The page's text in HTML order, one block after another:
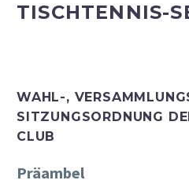
TISCHTENNIS-
WAHL-,
SITZUNGSORDNUNG
CLUB
Präambel